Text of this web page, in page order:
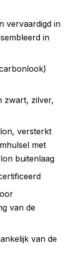
vervaardigd in
in
zwart, zilver,
versterkt
met
buitenlaag
van de
van de